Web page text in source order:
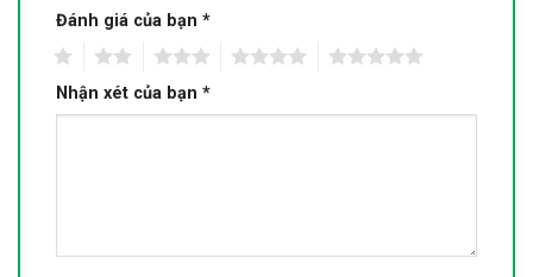
Đánh giá của bạn *
Nhận xét của bạn *